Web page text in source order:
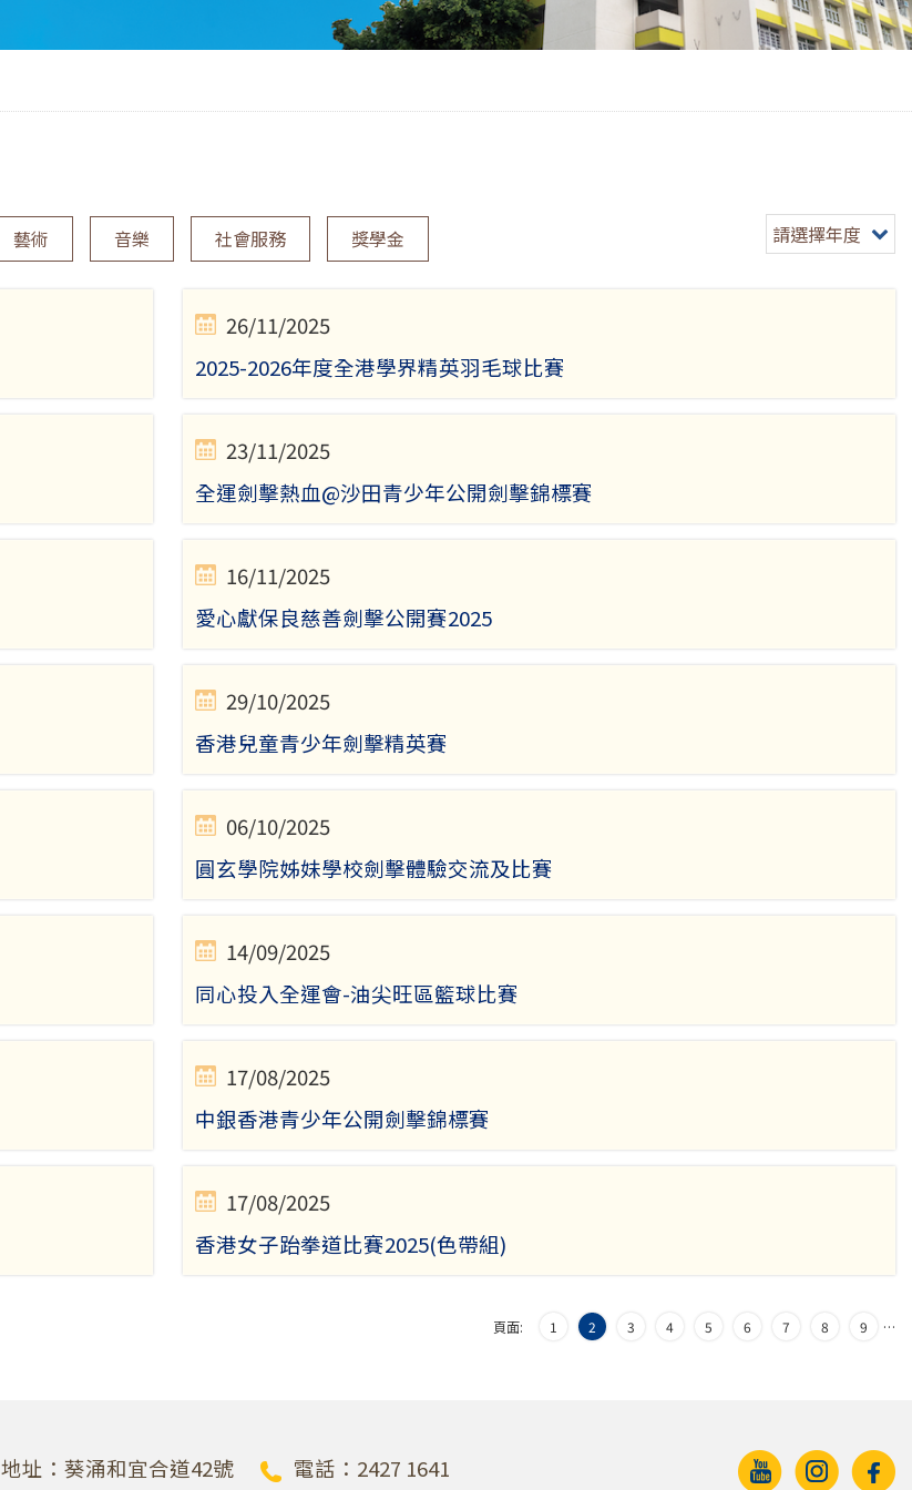
請選擇年度
藝術 音樂 社會服務 獎學金
26/11/2025
2025-2026年度全港學界精英羽毛球比賽
23/11/2025
全運劍擊熱血@沙田青少年公開劍擊錦標賽
16/11/2025
愛心獻保良慈善劍擊公開賽2025
29/10/2025
香港兒童青少年劍擊精英賽
06/10/2025
圓玄學院姊妹學校劍擊體驗交流及比賽
14/09/2025
同心投入全運會-油尖旺區籃球比賽
17/08/2025
中銀香港青少年公開劍擊錦標賽
17/08/2025
香港女子跆拳道比賽2025(色帶組)
頁面: 1 2 3 4 5 6 7 8 9 …
地址：葵涌和宜合道42號 電話：2427 1641